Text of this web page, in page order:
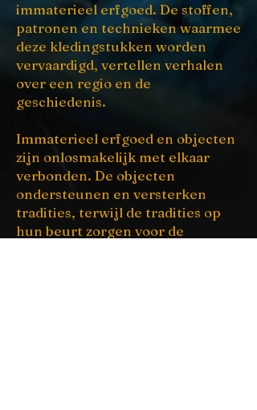
immaterieel erfgoed. De stoffen,
patronen en technieken waarmee
deze kledingstukken worden
vervaardigd, vertellen verhalen
over een regio en de
geschiedenis.
Immaterieel erfgoed en objecten
zijn onlosmakelijk met elkaar
verbonden. De objecten
ondersteunen en versterken
tradities, terwijl de tradities op
hun beurt zorgen voor de